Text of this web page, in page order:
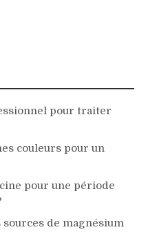
pour traiter
couleurs pour un
pour une période
de magnésium